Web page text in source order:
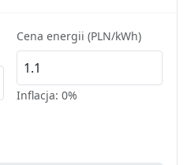
Cena energii (PLN/kWh)
Inflacja: 0%